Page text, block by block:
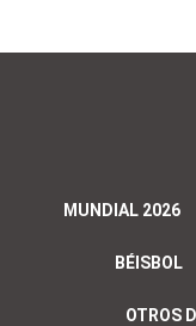
MUNDIAL 2026
BÉISBOL
OTROS